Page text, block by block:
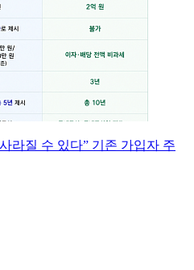
라질 수 있다” 기존 가입자 주